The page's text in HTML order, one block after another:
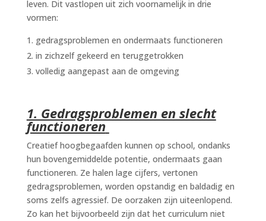
leven. Dit vastlopen uit zich voornamelijk in drie
vormen:
gedragsproblemen en ondermaats functioneren
in zichzelf gekeerd en teruggetrokken
volledig aangepast aan de omgeving
1. Gedragsproblemen en slecht
functioneren
Creatief hoogbegaafden kunnen op school, ondanks
hun bovengemiddelde potentie, ondermaats gaan
functioneren. Ze halen lage cijfers, vertonen
gedragsproblemen, worden opstandig en baldadig en
soms zelfs agressief. De oorzaken zijn uiteenlopend.
Zo kan het bijvoorbeeld zijn dat het curriculum niet